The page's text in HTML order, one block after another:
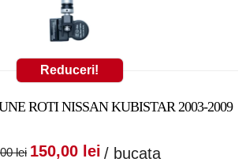
Reduceri!
ROTI NISSAN KUBISTAR 2003-2009
lei
Prețul inițial a fost:
150,00 lei
Prețul curent
/ bucata